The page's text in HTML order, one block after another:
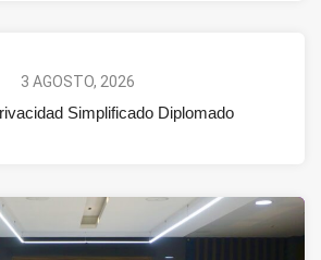
3 AGOSTO, 2026
Simplificado Diplomado